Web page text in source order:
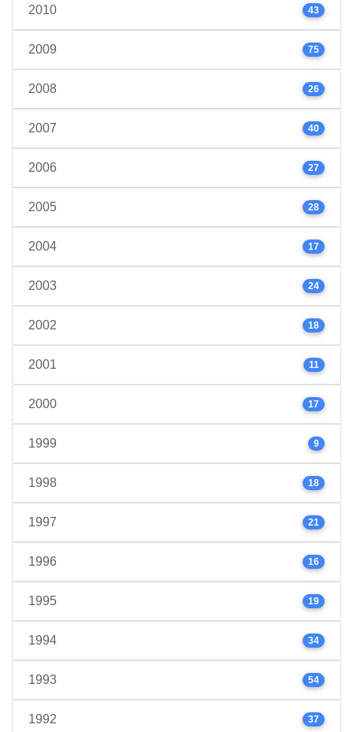
2010 43
2009 75
2008 26
2007 40
2006 27
2005 28
2004 17
2003 24
2002 18
2001 11
2000 17
1999 9
1998 18
1997 21
1996 16
1995 19
1994 34
1993 54
1992 37